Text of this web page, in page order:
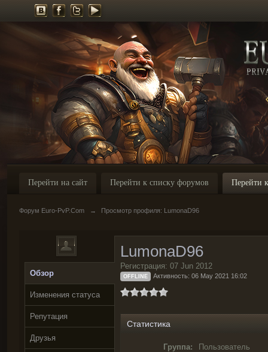
Перейти на сайт Перейти к списку форумов Перейти
Форум Euro-PvP.Com → Просмотр профиля: LumonaD96
Обзор
Изменения статуса
Репутация
Друзья
LumonaD96
Регистрация: 07 Jun 2012
OFFLINE Активность: 06 May 2021 16:02
Статистика
Группа:
Пользователь